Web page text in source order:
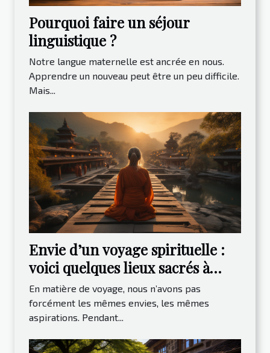
Pourquoi faire un séjour
linguistique ?
Notre langue maternelle est ancrée en nous.
Apprendre un nouveau peut être un peu difficile.
Mais...
Envie d’un voyage spirituelle :
voici quelques lieux sacrés à
visiter
En matière de voyage, nous n’avons pas
forcément les mêmes envies, les mêmes
aspirations. Pendant...